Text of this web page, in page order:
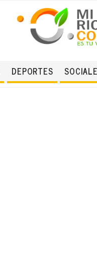
DEPORTES